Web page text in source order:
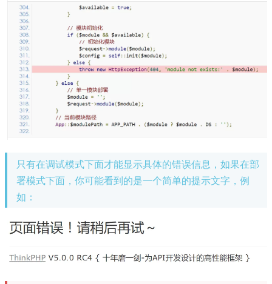
只有在调试模式下面才能显示具体的错误信息，如果在部
署模式下面，你可能看到的是一个简单的提示文字，例
如：